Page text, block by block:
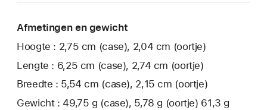
Afmetingen en gewicht
Hoogte : 2,75 cm (case), 2,04 cm (oortje)
Lengte : 6,25 cm (case), 2,74 cm (oortje)
Breedte : 5,54 cm (case), 2,15 cm (oortje)
Gewicht : 49,75 g (case), 5,78 g (oortje) 61,3 g